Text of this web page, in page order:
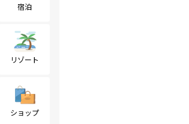
宿泊
リゾート
ショップ